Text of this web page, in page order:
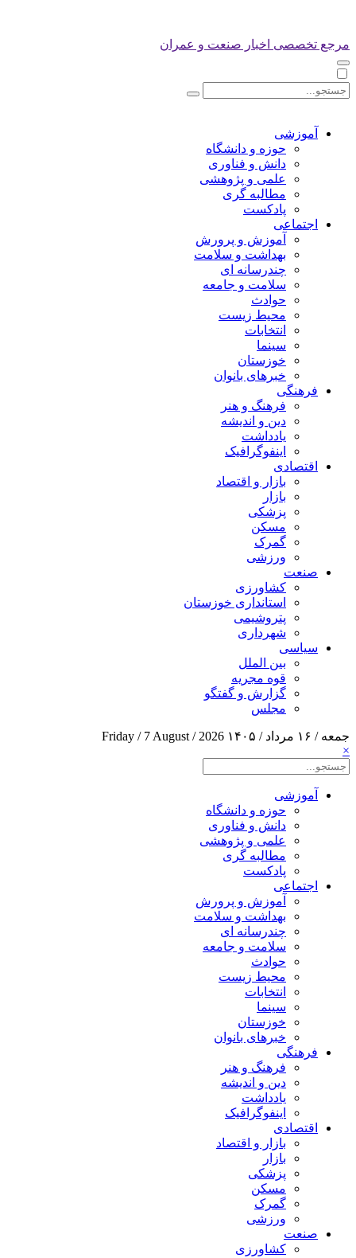
مرجع تخصصی اخبار صنعت و عمران
آموزشی
حوزه و دانشگاه
دانش و فناوری
علمی و پژوهشی
مطالبه گری
پادکست
اجتماعی
آموزش و پرورش
بهداشت و سلامت
چندرسانه ای
سلامت و جامعه
حوادث
محیط زیست
انتخابات
سینما
خوزستان
خبرهای بانوان
فرهنگی
فرهنگ و هنر
دین و اندیشه
یادداشت
اینفوگرافیک
اقتصادی
بازار و اقتصاد
بازار
پزشکی
مسکن
گمرک
ورزشی
صنعت
کشاورزی
استانداری خوزستان
پتروشیمی
شهرداری
سیاسی
بین الملل
قوه مجریه
گزارش و گفتگو
مجلس
جمعه / ۱۶ مرداد / ۱۴۰۵
Friday / 7 August / 2026
×
آموزشی
حوزه و دانشگاه
دانش و فناوری
علمی و پژوهشی
مطالبه گری
پادکست
اجتماعی
آموزش و پرورش
بهداشت و سلامت
چندرسانه ای
سلامت و جامعه
حوادث
محیط زیست
انتخابات
سینما
خوزستان
خبرهای بانوان
فرهنگی
فرهنگ و هنر
دین و اندیشه
یادداشت
اینفوگرافیک
اقتصادی
بازار و اقتصاد
بازار
پزشکی
مسکن
گمرک
ورزشی
صنعت
کشاورزی